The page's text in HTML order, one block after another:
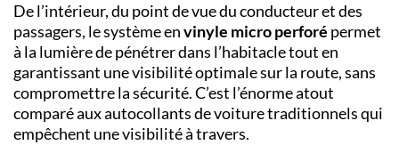
De l’intérieur, du point de vue du conducteur et des
passagers, le système envinyle micro perforé permet
à la lumière de pénétrer dans l’habitacle tout en
garantissant une visibilité optimale sur la route, sans
compromettre la sécurité. C’est l’énorme atout
comparé aux autocollants de voiture traditionnels qui
empêchent une visibilité à travers.